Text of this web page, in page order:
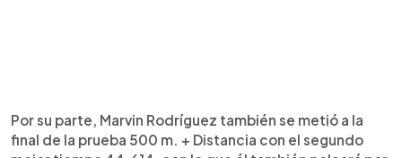
Por su parte, Marvin Rodríguez también se metió a la
final de la prueba 500 m. + Distancia con el segundo